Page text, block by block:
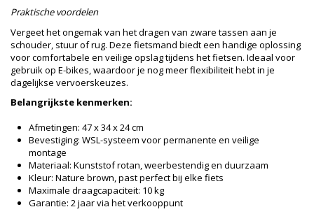
Praktische voordelen
Vergeet het ongemak van het dragen van zware tassen aan je
schouder, stuur of rug. Deze fietsmand biedt een handige oplossing
voor comfortabele en veilige opslag tijdens het fietsen. Ideaal voor
gebruik op E-bikes, waardoor je nog meer flexibiliteit hebt in je
dagelijkse vervoerskeuzes.
Belangrijkste kenmerken:
Afmetingen: 47 x 34 x 24 cm
Bevestiging: WSL-systeem voor permanente en veilige
montage
Materiaal: Kunststof rotan, weerbestendig en duurzaam
Kleur: Nature brown, past perfect bij elke fiets
Maximale draagcapaciteit: 10 kg
Garantie: 2 jaar via het verkooppunt